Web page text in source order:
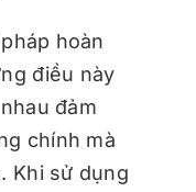
hoàn
điều này
đảm
chính mà
Khi sử dụng